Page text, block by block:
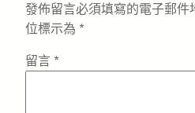
發佈留言必須填寫的電子郵件
位標示為 *
留言 *